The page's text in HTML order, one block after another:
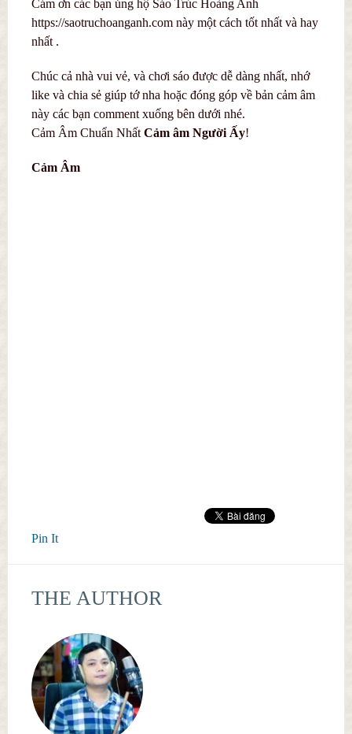
Cám ơn các bạn ủng hộ Sáo Trúc Hoàng Anh
https://saotruchoanganh.com này một cách tốt nhất và hay
nhất .
Chúc cả nhà vui vẻ, và chơi sáo được dễ dàng nhất, nhớ
like và chia sẻ giúp tớ nha hoặc đóng góp về bản cảm âm
này các bạn comment xuống bên dưới nhé.
Cảm Âm Chuẩn Nhất Cảm âm Người Ấy!
Cảm Âm
Pin It
THE AUTHOR